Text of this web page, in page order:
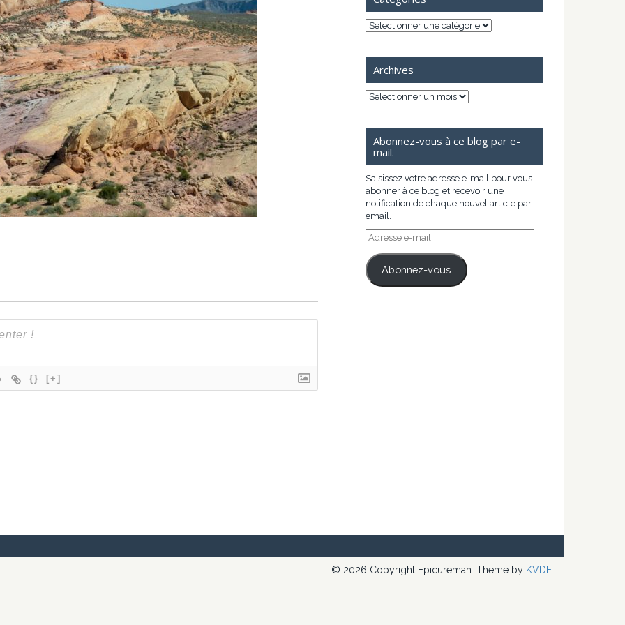
{} [+]
Catégories
Archives
Archives
Abonnez-vous à ce blog par e-
mail.
Saisissez votre adresse e-mail pour vous
abonner à ce blog et recevoir une
notification de chaque nouvel article par
email.
Adresse
e-
mail
Abonnez-vous
© 2026 Copyright Epicureman. Theme by KVDE